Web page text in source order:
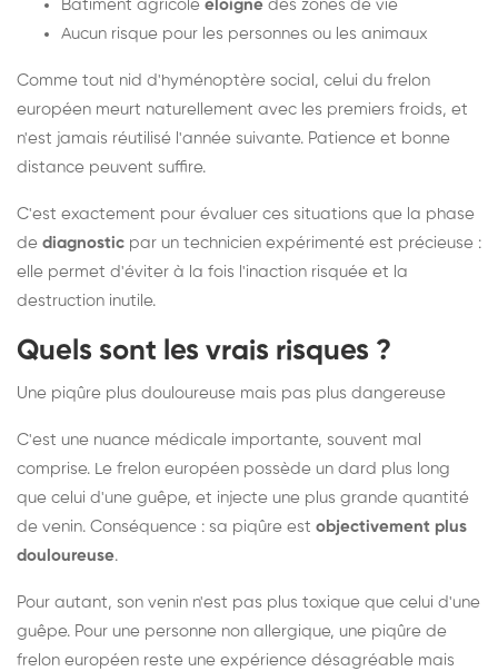
Bâtiment agricole éloigné des zones de vie
Aucun risque pour les personnes ou les animaux
Comme tout nid d'hyménoptère social, celui du frelon
européen meurt naturellement avec les premiers froids, et
n'est jamais réutilisé l'année suivante. Patience et bonne
distance peuvent suffire.
C'est exactement pour évaluer ces situations que la phase
de diagnostic par un technicien expérimenté est précieuse :
elle permet d'éviter à la fois l'inaction risquée et la
destruction inutile.
Quels sont les vrais risques ?
Une piqûre plus douloureuse mais pas plus dangereuse
C'est une nuance médicale importante, souvent mal
comprise. Le frelon européen possède un dard plus long
que celui d'une guêpe, et injecte une plus grande quantité
de venin. Conséquence : sa piqûre est objectivement plus
douloureuse.
Pour autant, son venin n'est pas plus toxique que celui d'une
guêpe. Pour une personne non allergique, une piqûre de
frelon européen reste une expérience désagréable mais